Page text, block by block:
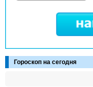
Гороскоп на сегодня